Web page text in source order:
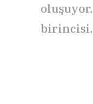
birincisi.